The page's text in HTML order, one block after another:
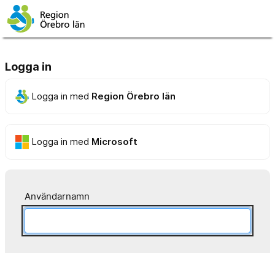
Logga in
Logga in med Region Örebro län
Logga in med Microsoft
Användarnamn